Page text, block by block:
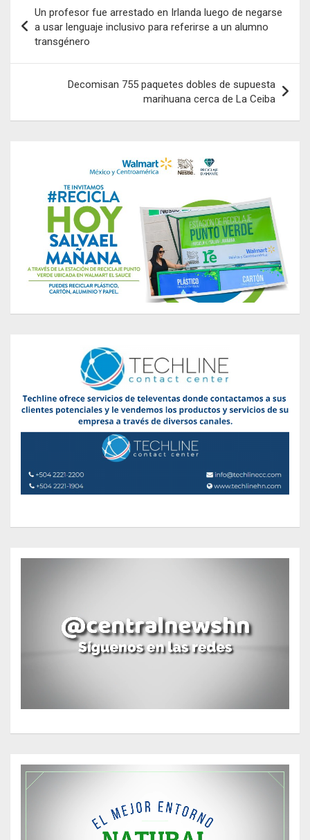
de
entradas
Un profesor fue arrestado en Irlanda luego de negarse
a usar lenguaje inclusivo para referirse a un alumno
transgénero
Decomisan 755 paquetes dobles de supuesta
marihuana cerca de La Ceiba